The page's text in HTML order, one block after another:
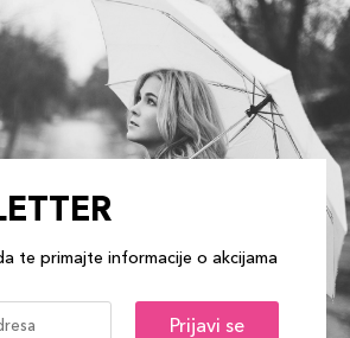
te primajte informacije o akcijama
Prijavi se